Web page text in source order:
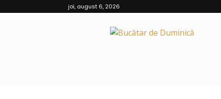
joi, august 6, 2026
Bucătar